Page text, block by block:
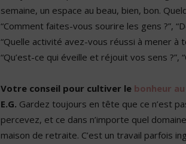
semaine, un espace au beau, bien, bon.
“Comment faites-vous sourire les gens ?”,
“Quelle activité avez-vous réussi à mener à
“Qu’est-ce qui éveille et réjouit vos sens
Votre conseil pour cultiver le bonheur
E.G. Gardez toujours en tête que ce n’est
percevez, et ce dans n’importe quel
maison de retraite. C’est un travail parfois